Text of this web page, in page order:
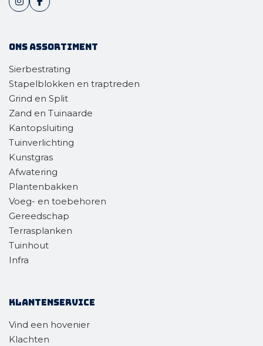
Ons assortiment
Sierbestrating
Stapelblokken en traptreden
Grind en Split
Zand en Tuinaarde
Kantopsluiting
Tuinverlichting
Kunstgras
Afwatering
Plantenbakken
Voeg- en toebehoren
Gereedschap
Terrasplanken
Tuinhout
Infra
Klantenservice
Vind een hovenier
Klachten